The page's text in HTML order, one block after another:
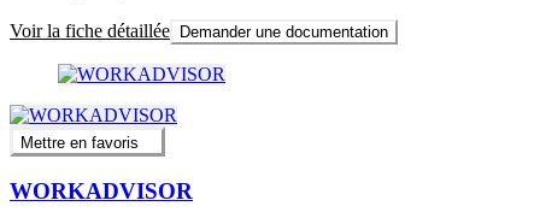
Voir la fiche détaillée Demander une documentation
Mettre en favoris
WORKADVISOR